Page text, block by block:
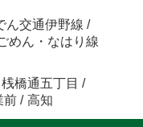
ん交通伊野線 /
めん・なはり線
桟橋通五丁目 /
前 / 高知